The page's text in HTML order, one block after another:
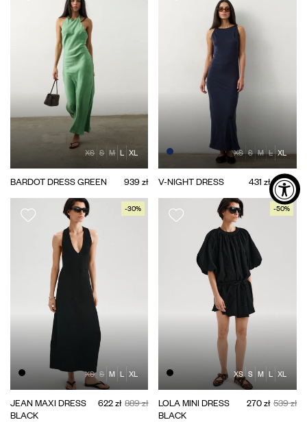
XS S M L XL
BARDOT DRESS GREEN 939 zł
XS S M L XL
V-NIGHT DRESS 431 zł 539 zł
XS S M L XL
-30%
JEAN MAXI DRESS
BLACK
622 zł 889 zł
XS S M L XL
-50%
LOLA MINI DRESS
BLACK
270 zł 539 zł